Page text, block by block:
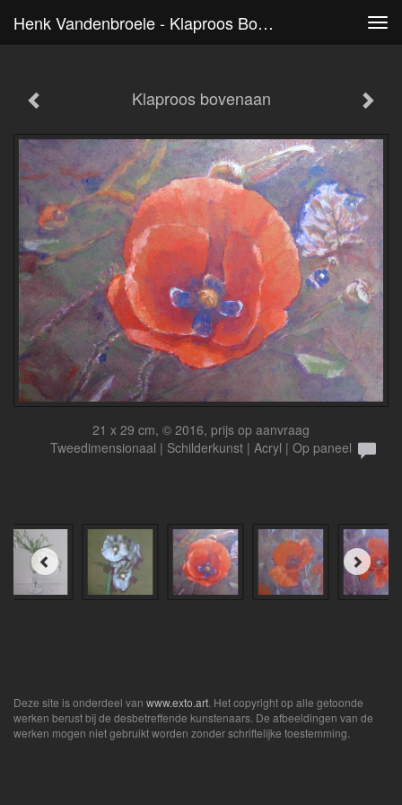
Henk Vandenbroele - Klaproos Bovenaan
Klaproos bovenaan
21 x 29 cm, © 2016, prijs op aanvraag
Tweedimensionaal | Schilderkunst | Acryl | Op paneel
Deze site is onderdeel van www.exto.art . Het copyright op alle getoonde
werken berust bij de desbetreffende kunstenaars. De afbeeldingen van de
werken mogen niet gebruikt worden zonder schriftelijke toestemming.